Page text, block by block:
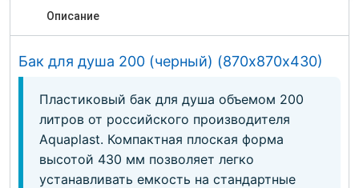
Описание
Бак для душа 200 (черный) (870х870х430)
Пластиковый бак для душа объемом 200
литров от российского производителя
Aquaplast. Компактная плоская форма
высотой 430 мм позволяет легко
устанавливать емкость на стандартные